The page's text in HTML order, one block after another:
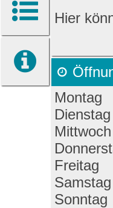
Hier
Montag
Dienstag
Mittwoch
Freitag
Samstag
Sonntag